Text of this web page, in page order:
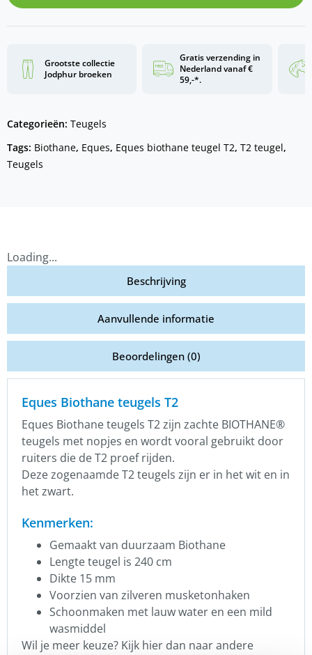
Grootste collectie
Jodphur broeken
Gratis verzending in
Nederland vanaf €
59,-*.
Categorieën: Teugels
Tags: Biothane, Eques, Eques biothane teugel T2, T2 teugel,
Teugels
Loading...
Beschrijving
Aanvullende informatie
Beoordelingen (0)
Eques Biothane teugels T2
Eques Biothane teugels T2 zijn zachte BIOTHANE®
teugels met nopjes en wordt vooral gebruikt door
ruiters die de T2 proef rijden.
Deze zogenaamde T2 teugels zijn er in het wit en in
het zwart.
Kenmerken:
Gemaakt van duurzaam Biothane
Lengte teugel is 240 cm
Dikte 15 mm
Voorzien van zilveren musketonhaken
Schoonmaken met lauw water en een mild
wasmiddel
Wil je meer keuze? Kijk hier dan naar andere